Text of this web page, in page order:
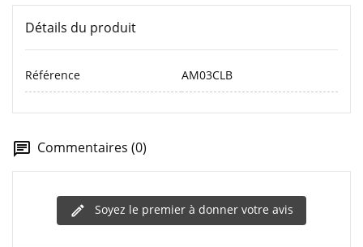
Détails du produit
Référence AM03CLB
Commentaires (0)
Soyez le premier à donner votre avis